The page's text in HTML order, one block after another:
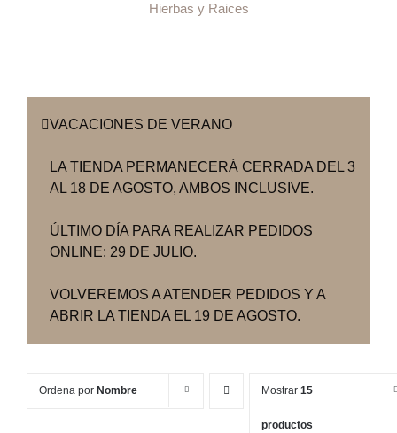
Hierbas y Raices
VACACIONES DE VERANO
LA TIENDA PERMANECERÁ CERRADA DEL 3
AL 18 DE AGOSTO, AMBOS INCLUSIVE.
ÚLTIMO DÍA PARA REALIZAR PEDIDOS
ONLINE: 29 DE JULIO.
VOLVEREMOS A ATENDER PEDIDOS Y A
ABRIR LA TIENDA EL 19 DE AGOSTO.
Ordena por Nombre Mostrar 15
productos